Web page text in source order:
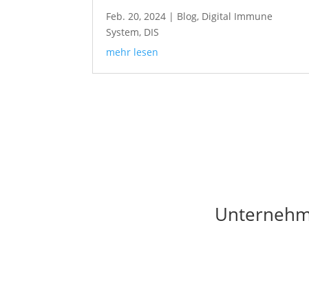
Feb. 20, 2024 | Blog, Digital Immune
System, DIS
mehr lesen